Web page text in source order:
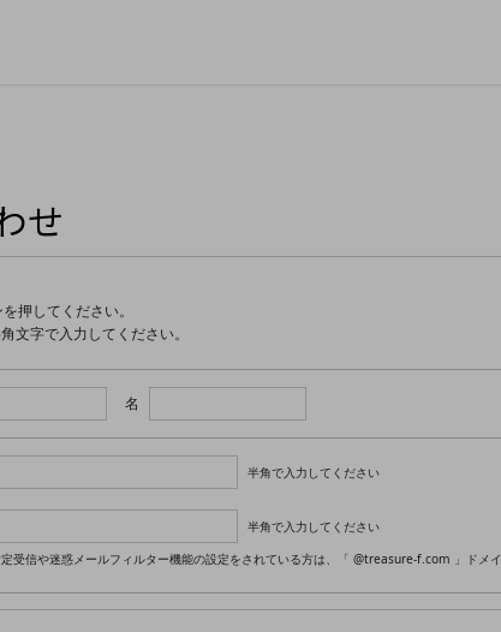
せ
押してください。
文字で入力してください。
名
半角で入力してください
半角で入力してください
定受信や迷惑メールフィルター機能の設定をされている方は、「 @treasure-f.com 」ドメ